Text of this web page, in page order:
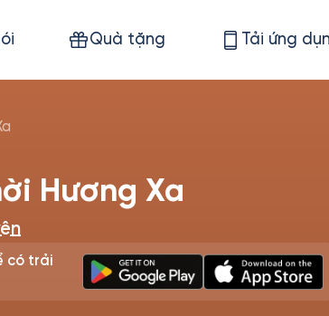
Quà tặng Tải ứng
Hương Xa
có trải